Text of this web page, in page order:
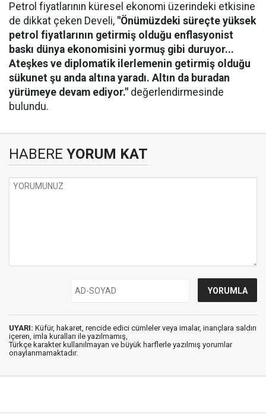
Petrol fiyatlarının küresel ekonomi üzerindeki etkisine
de dikkat çeken Develi, "Önümüzdeki süreçte yüksek
petrol fiyatlarının getirmiş olduğu enflasyonist
baskı dünya ekonomisini yormuş gibi duruyor...
Ateşkes ve diplomatik ilerlemenin getirmiş olduğu
sükunet şu anda altına yaradı. Altın da buradan
yürümeye devam ediyor." değerlendirmesinde
bulundu.
HABERE YORUM KAT
UYARI: Küfür, hakaret, rencide edici cümleler veya imalar, inançlara saldırı
içeren, imla kuralları ile yazılmamış,
Türkçe karakter kullanılmayan ve büyük harflerle yazılmış yorumlar
onaylanmamaktadır.